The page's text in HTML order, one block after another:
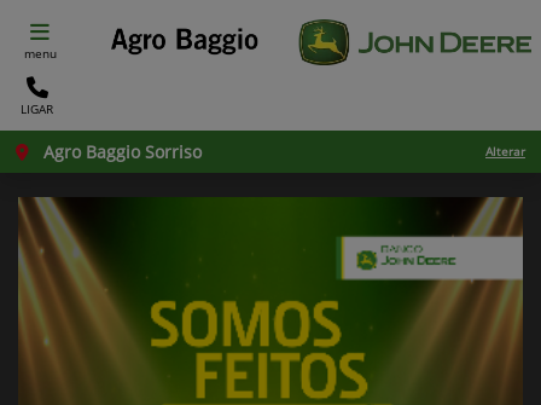
menu
LIGAR
Agro Baggio Sorriso Alterar